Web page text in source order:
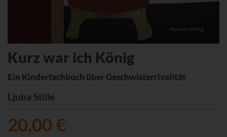
Kurz war ich König
Ein Kinderfachbuch über Geschwisterrivalität
Ljuba Stille
20,00 €